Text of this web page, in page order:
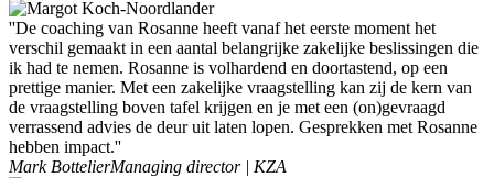
''De coaching van Rosanne heeft vanaf het eerste moment het
verschil gemaakt in een aantal belangrijke zakelijke beslissingen die
ik had te nemen. Rosanne is volhardend en doortastend, op een
prettige manier. Met een zakelijke vraagstelling kan zij de kern van
de vraagstelling boven tafel krijgen en je met een (on)gevraagd
verrassend advies de deur uit laten lopen. Gesprekken met Rosanne
hebben impact.''
Mark BottelierManaging director | KZA